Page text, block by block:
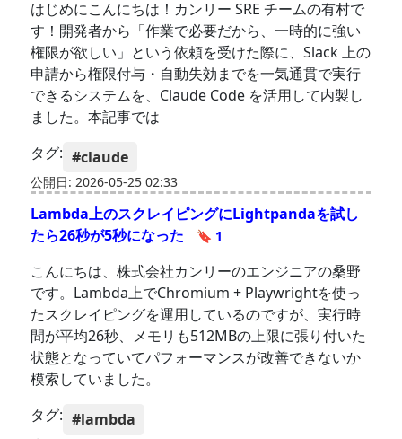
はじめにこんにちは！カンリー SRE チームの有村で
す！開発者から「作業で必要だから、一時的に強い
権限が欲しい」という依頼を受けた際に、Slack 上の
申請から権限付与・自動失効までを一気通貫で実行
できるシステムを、Claude Code を活用して内製し
ました。本記事では
タグ: #claude
公開日: 2026-05-25 02:33
Lambda上のスクレイピングにLightpandaを試し
たら26秒が5秒になった
🔖 1
こんにちは、株式会社カンリーのエンジニアの桑野
です。Lambda上でChromium + Playwrightを使っ
たスクレイピングを運用しているのですが、実行時
間が平均26秒、メモリも512MBの上限に張り付いた
状態となっていてパフォーマンスが改善できないか
模索していました。
タグ: #lambda